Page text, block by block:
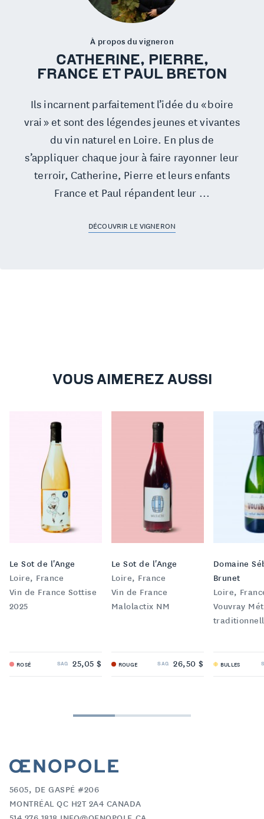
À propos du vigneron
CATHERINE, PIERRE,
FRANCE ET PAUL BRETON
Ils incarnent parfaitement l’idée du « boire
vrai » et sont des légendes jeunes et vivantes
du vin naturel en Loire. En plus de
s’appliquer chaque jour à faire rayonner leur
terroir, Catherine, Pierre et leurs enfants
France et Paul répandent leur ...
DÉCOUVRIR LE VIGNERON
VOUS AIMEREZ AUSSI
Le Sot de l'Ange
Loire, France
Vin de France Sottise
2025
ROSÉ SAQ 25,05 $
Le Sot de l'Ange
Loire, France
Vin de France
Malolactix NM
ROUGE SAQ 26,50 $
Domaine
Brunet
Loire,
Vouvray
BULLES
5605, DE GASPÉ #206
MONTRÉAL QC H2T 2A4 CANADA